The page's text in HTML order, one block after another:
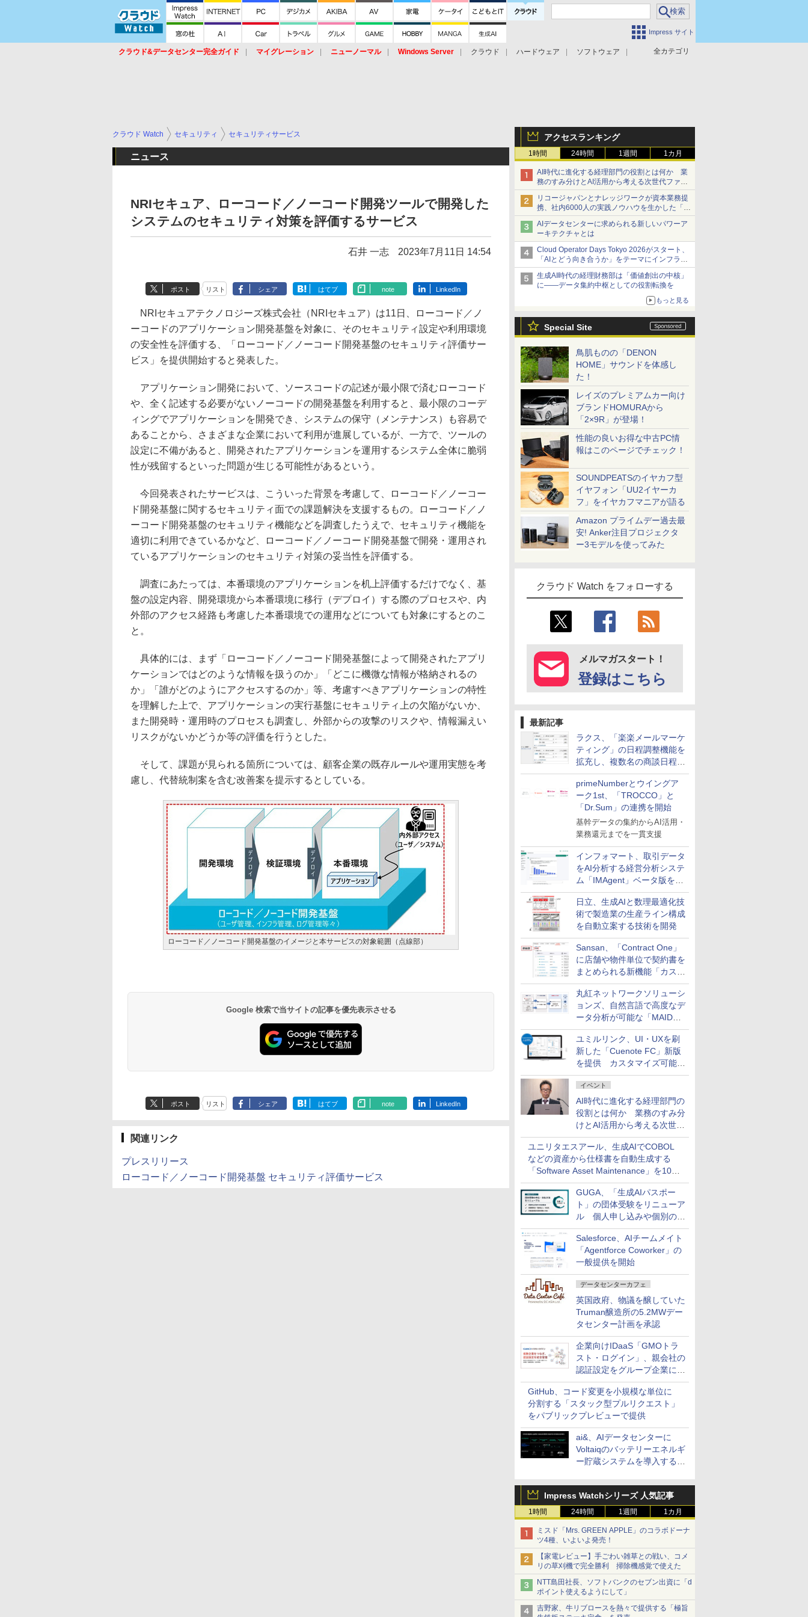
Impress サイト
全カテゴリ
クラウド&データセンター完全ガイド マイグレーション ニューノーマル Windows Server クラウド ハードウェア
ソフトウェア
アクセスランキング
1時間 24時間 1週間 1カ月
AI時代に進化する経理部門の役割とは何か 業
務のすみ分けとAI活用から考える次世代ファイ
ナンス戦略
リコージャパンとナレッジワークが資本業務提
携、社内6000人の実践ノウハウを生かした「AI
商談記録 for RICOH」を展開へ
AIデータセンターに求められる新しいパワーア
ーキテクチャとは
Cloud Operator Days Tokyo 2026がスタート、
「AIとどう向き合うか」をテーマにインフラ運
用の知見を集約
生成AI時代の経理財務部は「価値創出の中核」
に――データ集約中枢としての役割転換を
もっと見る
Special Site
鳥肌ものの「DENON
HOME」サウンドを体感し
た！
レイズのプレミアムカー向け
ブランドHOMURAから
「2×9R」が登場！
性能の良いお得な中古PC情
報はこのページでチェック！
SOUNDPEATSのイヤカフ型
イヤフォン「UU2イヤーカ
フ」をイヤカフマニアが語る
Amazon プライムデー過去最
安! Anker注目プロジェクタ
ー3モデルを使ってみた
クラウド Watch をフォローする
メルマガスタート！
登録はこちら
最新記事
ラクス、「楽楽メールマーケ
ティング」の日程調整機能を
拡充し、複数名の商談日程調
整を効率化
primeNumberとウイングア
ーク1st、「TROCCO」と
「Dr.Sum」の連携を開始
基幹データの集約からAI活用・
業務還元までを一貫支援
インフォマート、取引データ
をAI分析する経営分析システ
ム「IMAgent」ベータ版を提
供
日立、生成AIと数理最適化技
術で製造業の生産ライン構成
を自動立案する技術を開発
Sansan、「Contract One」
に店舗や物件単位で契約書を
まとめられる新機能「カスタ
ム契約ツリー」を追加
丸紅ネットワークソリューシ
ョンズ、自然言語で高度なデ
ータ分析が可能な「MAIDOA
AI ASSIST」を9月より提供
ユミルリンク、UI・UXを刷
新した「Cuenote FC」新版
を提供 カスタマイズ可能な
ダッシュボード画面を搭載
イベント
AI時代に進化する経理部門の
役割とは何か 業務のすみ分
けとAI活用から考える次世代
ファイナンス戦略
ユニリタエスアール、生成AIでCOBOL
などの資産から仕様書を自動生成する
「Software Asset Maintenance」を10月
に発売
GUGA、「生成AIパスポー
ト」の団体受験をリニューア
ル 個人申し込みや個別の支
払いなどに対応
Salesforce、AIチームメイト
「Agentforce Coworker」の
一般提供を開始
データセンターカフェ
英国政府、物議を醸していた
Truman醸造所の5.2MWデー
タセンター計画を承認
企業向けIDaaS「GMOトラ
スト・ログイン」、親会社の
認証設定をグループ企業に展
開できる新機能を提供
GitHub、コード変更を小規模な単位に
分割する「スタック型プルリクエスト」
をパブリックプレビューで提供
ai&、AIデータセンターに
Voltaiqのバッテリーエネルギ
ー貯蔵システムを導入する計
Impress Watchシリーズ 人気記事
1時間 24時間 1週間 1カ月
ミスド「Mrs. GREEN APPLE」のコラボドーナ
ツ4種、いよいよ発売！
【家電レビュー】手ごわい雑草との戦い、コメ
リの草刈機で完全勝利 掃除機感覚で使えた
NTT島田社長、ソフトバンクのセブン出資に「d
ポイント使えるようにして」
吉野家、牛リブロースを熱々で提供する「極旨
クラウド Watch セキュリティ セキュリティサービス
ニュース
NRIセキュア、ローコード／ノーコード開発ツールで開発した
システムのセキュリティ対策を評価するサービス
石井 一志 2023年7月11日 14:54
ポスト リスト シェア はてブ note LinkedIn
NRIセキュアテクノロジーズ株式会社（NRIセキュア）は11日、ローコード／ノ
ーコードのアプリケーション開発基盤を対象に、そのセキュリティ設定や利用環境
の安全性を評価する、「ローコード／ノーコード開発基盤のセキュリティ評価サー
ビス」を提供開始すると発表した。
アプリケーション開発において、ソースコードの記述が最小限で済むローコード
や、全く記述する必要がないノーコードの開発基盤を利用すると、最小限のコーデ
ィングでアプリケーションを開発でき、システムの保守（メンテナンス）も容易で
あることから、さまざまな企業において利用が進展しているが、一方で、ツールの
設定に不備があると、開発されたアプリケーションを運用するシステム全体に脆弱
性が残留するといった問題が生じる可能性があるという。
今回発表されたサービスは、こういった背景を考慮して、ローコード／ノーコー
ド開発基盤に関するセキュリティ面での課題解決を支援するもの。ローコード／ノ
ーコード開発基盤のセキュリティ機能などを調査したうえで、セキュリティ機能を
適切に利用できているかなど、ローコード／ノーコード開発基盤で開発・運用され
ているアプリケーションのセキュリティ対策の妥当性を評価する。
調査にあたっては、本番環境のアプリケーションを机上評価するだけでなく、基
盤の設定内容、開発環境から本番環境に移行（デプロイ）する際のプロセスや、内
外部のアクセス経路も考慮した本番環境での運用などについても対象にするとのこ
と。
具体的には、まず「ローコード／ノーコード開発基盤によって開発されたアプリ
ケーションではどのような情報を扱うのか」「どこに機微な情報が格納されるの
か」「誰がどのようにアクセスするのか」等、考慮すべきアプリケーションの特性
を理解した上で、アプリケーションの実行基盤にセキュリティ上の欠陥がないか、
また開発時・運用時のプロセスも調査し、外部からの攻撃のリスクや、情報漏えい
リスクがないかどうか等の評価を行うとした。
そして、課題が見られる箇所については、顧客企業の既存ルールや運用実態を考
慮し、代替統制案を含む改善案を提示するとしている。
ローコード／ノーコード開発基盤のイメージと本サービスの対象範囲（点線部）
Google 検索で当サイトの記事を優先表示させる
ポスト リスト シェア はてブ note LinkedIn
関連リンク
プレスリリース
ローコード／ノーコード開発基盤 セキュリティ評価サービス